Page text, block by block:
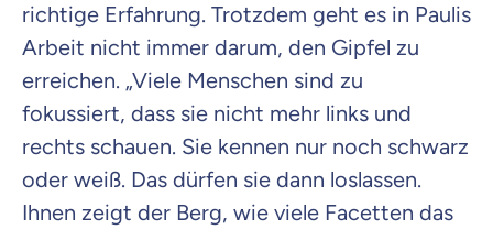
richtige Erfahrung. Trotzdem geht es in Paulis
Arbeit nicht immer darum, den Gipfel zu
erreichen. „Viele Menschen sind zu
fokussiert, dass sie nicht mehr links und
rechts schauen. Sie kennen nur noch schwarz
oder weiß. Das dürfen sie dann loslassen.
Ihnen zeigt der Berg, wie viele Facetten das